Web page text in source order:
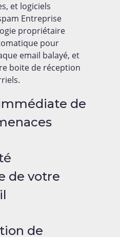
et logiciels
Entreprise
propriétaire
pour
email balayé, et
boite de réception
de
de votre
de